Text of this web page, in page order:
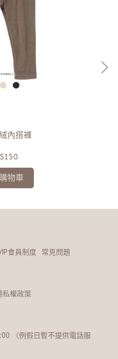
內搭褲
物車
會員制度 常見問題
私權政策
（例假日暫不提供電話服